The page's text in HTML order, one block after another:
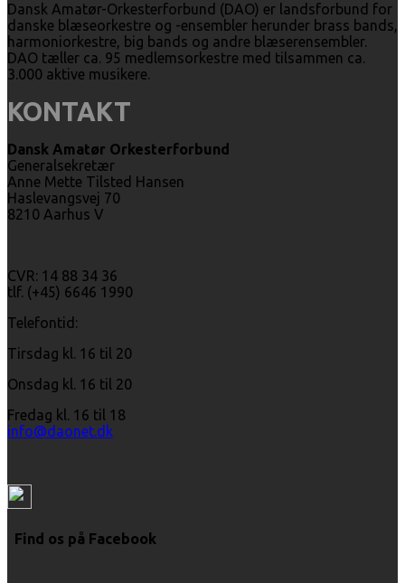
Dansk Amatør-Orkesterforbund (DAO) er landsforbund for
danske blæseorkestre og -ensembler herunder brass bands,
harmoniorkestre, big bands og andre blæserensembler.
DAO tæller ca. 95 medlemsorkestre med tilsammen ca.
3.000 aktive musikere.
KONTAKT
Dansk Amatør Orkesterforbund
Generalsekretær
Anne Mette Tilsted Hansen
Haslevangsvej 70
8210 Aarhus V
CVR: 14 88 34 36
tlf. (+45) 6646 1990
Telefontid:
Tirsdag kl. 16 til 20
Onsdag kl. 16 til 20
Fredag kl. 16 til 18
info@daonet.dk
Find os på Facebook